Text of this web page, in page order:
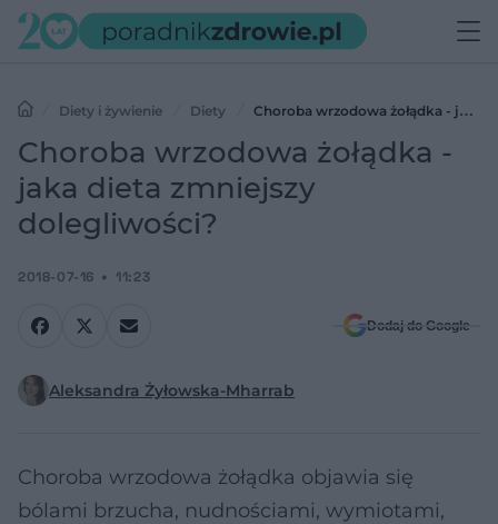
Diety i żywienie Diety
Choroba wrzodowa żołądka - jaka
dieta zmniejszy dolegliwości?
Choroba wrzodowa żołądka -
jaka dieta zmniejszy
dolegliwości?
2018-07-16 11:23
Dodaj do Google
Aleksandra Żyłowska-Mharrab
Choroba wrzodowa żołądka objawia się
bólami brzucha, nudnościami, wymiotami,